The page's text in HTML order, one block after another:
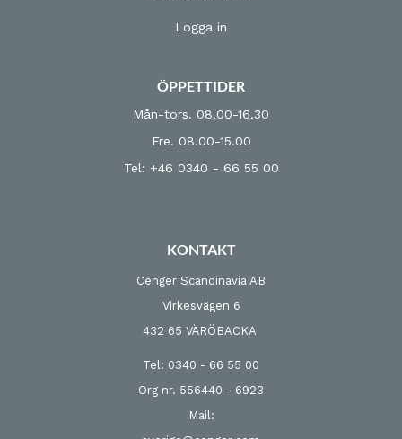
Logga in
ÖPPETTIDER
Mån-tors. 08.00-16.30
Fre. 08.00-15.00
Tel: +46 0340 - 66 55 00
KONTAKT
Cenger Scandinavia AB
Virkesvägen 6
432 65 VÄRÖBACKA
Tel: 0340 - 66 55 00
Org nr. 556440 - 6923
Mail: